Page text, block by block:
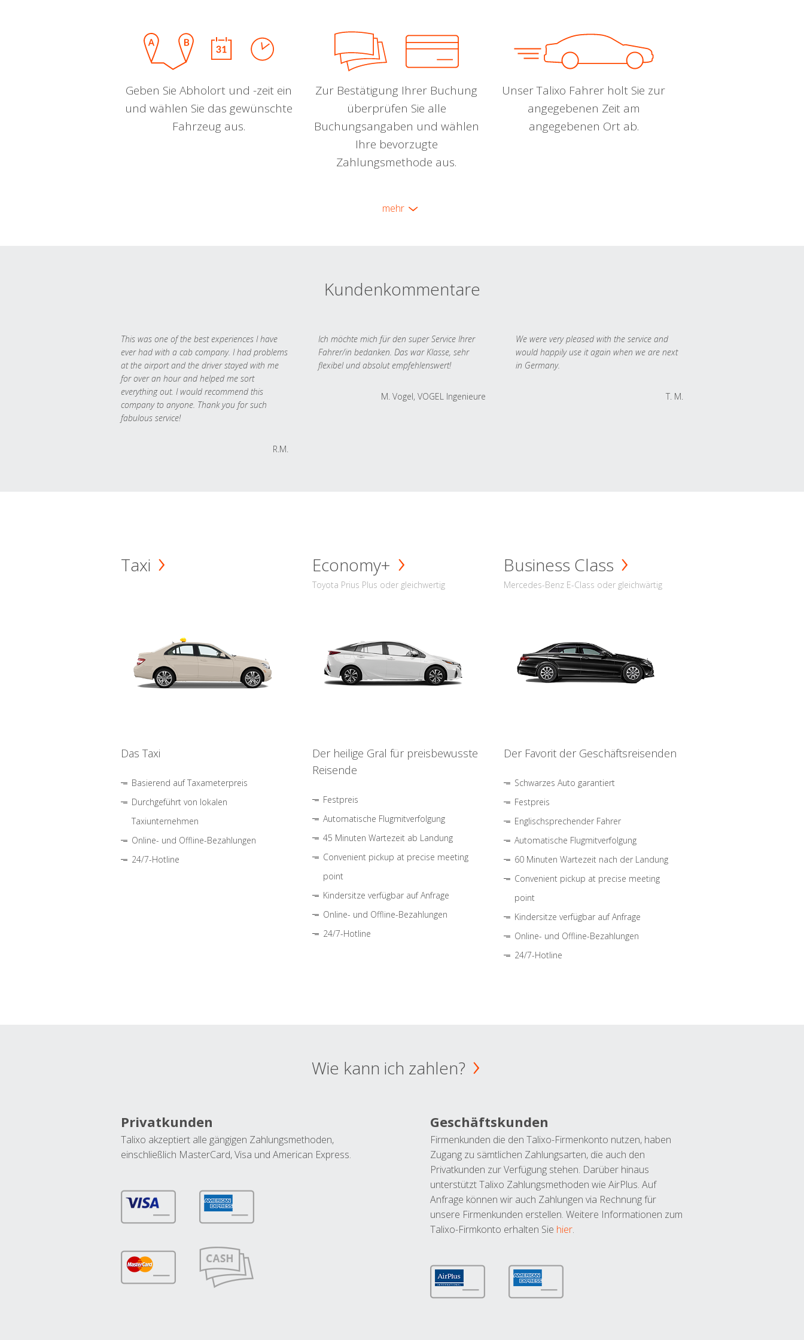
Geben Sie Abholort und -zeit ein
und wählen Sie das gewünschte
Fahrzeug aus.
Zur Bestätigung Ihrer Buchung
überprüfen Sie alle
Buchungsangaben und wählen
Ihre bevorzugte
Zahlungsmethode aus.
Unser Talixo Fahrer holt Sie zur
angegebenen Zeit am
angegebenen Ort ab.
mehr
Kundenkommentare
This was one of the best experiences I have
ever had with a cab company. I had problems
at the airport and the driver stayed with me
for over an hour and helped me sort
everything out. I would recommend this
company to anyone. Thank you for such
fabulous service!
R.M.
Ich möchte mich für den super Service Ihrer
Fahrer/in bedanken. Das war Klasse, sehr
flexibel und absolut empfehlenswert!
M. Vogel, VOGEL Ingenieure
We were very pleased with the service and
would happily use it again when we are next
in Germany.
T. M.
Taxi
Das Taxi
Basierend auf Taxameterpreis
Durchgeführt von lokalen
Taxiunternehmen
Online- und Offline-Bezahlungen
24/7-Hotline
Economy+
Toyota Prius Plus oder gleichwertig
Der heilige Gral für preisbewusste
Reisende
Festpreis
Automatische Flugmitverfolgung
45 Minuten Wartezeit ab Landung
Convenient pickup at precise meeting
point
Kindersitze verfügbar auf Anfrage
Online- und Offline-Bezahlungen
24/7-Hotline
Business Class
Mercedes-Benz E-Class oder gleichwärtig
Der Favorit der Geschäftsreisenden
Schwarzes Auto garantiert
Festpreis
Englischsprechender Fahrer
Automatische Flugmitverfolgung
60 Minuten Wartezeit nach der Landung
Convenient pickup at precise meeting
point
Kindersitze verfügbar auf Anfrage
Online- und Offline-Bezahlungen
24/7-Hotline
Wie kann ich zahlen?
Privatkunden
Talixo akzeptiert alle gängigen Zahlungsmethoden,
einschließlich MasterCard, Visa und American Express.
Geschäftskunden
Firmenkunden die den Talixo-Firmenkonto nutzen, haben
Zugang zu sämtlichen Zahlungsarten, die auch den
Privatkunden zur Verfügung stehen. Darüber hinaus
unterstützt Talixo Zahlungsmethoden wie AirPlus. Auf
Anfrage können wir auch Zahlungen via Rechnung für
unsere Firmenkunden erstellen. Weitere Informationen zum
Talixo-Firmkonto erhalten Sie hier.